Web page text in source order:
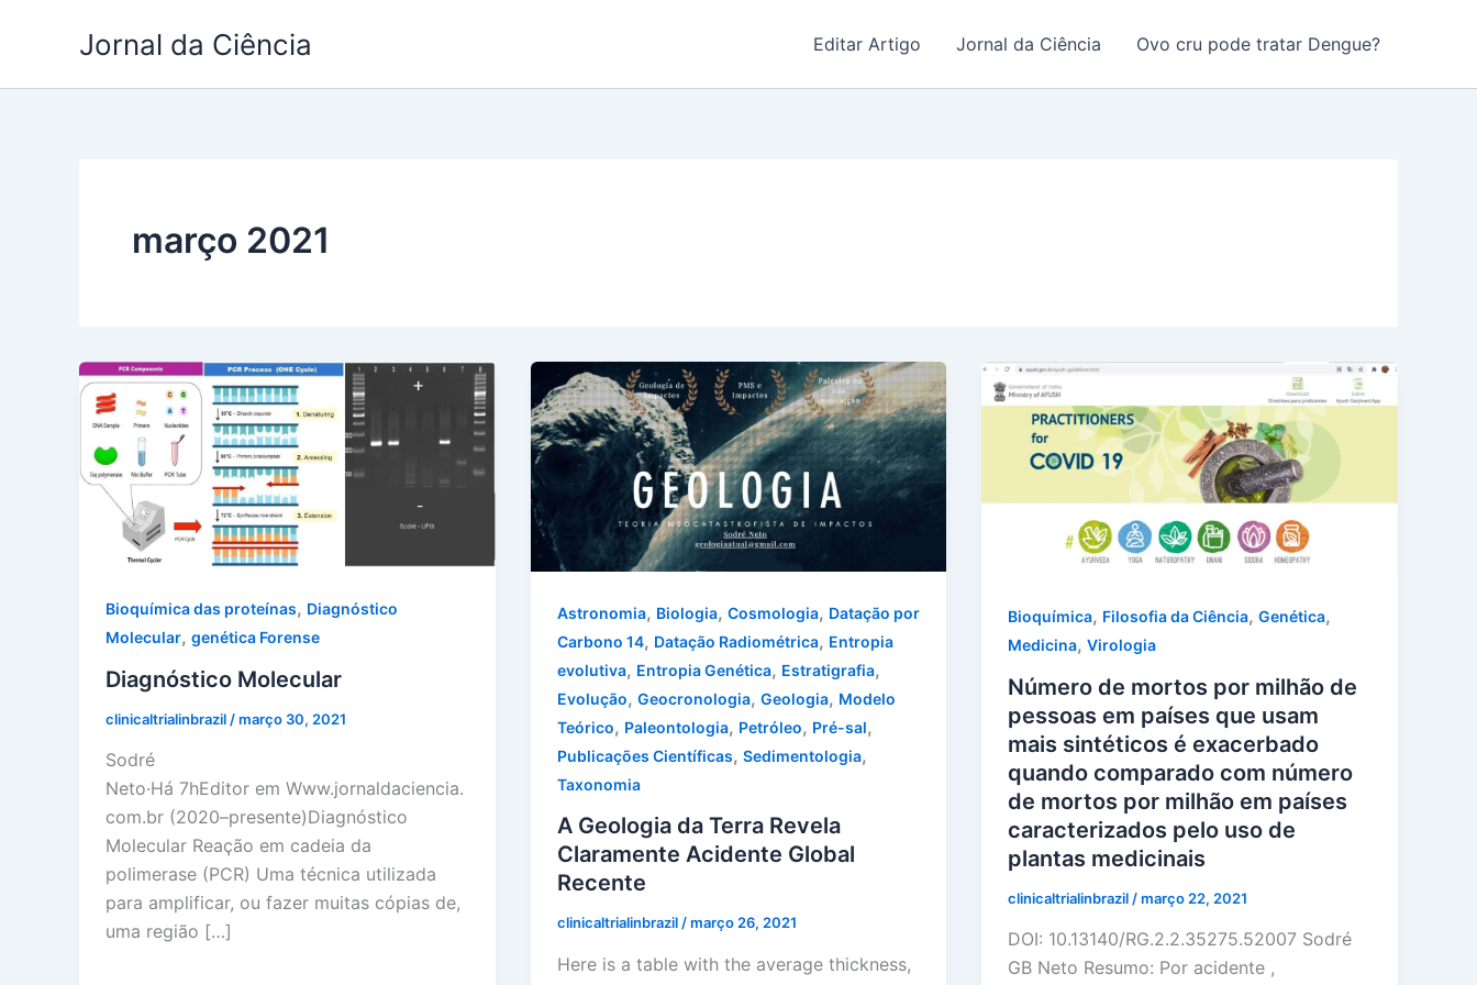
Jornal da Ciência Editar Artigo Jornal da Ciência Ovo cru pode tratar Dengue?
março 2021
Bioquímica das proteínas, Diagnóstico
Molecular, genética Forense
Diagnóstico Molecular
clinicaltrialinbrazil /março 30, 2021
Sodré
Neto·Há 7hEditor em Www.jornaldaciencia.
com.br (2020–presente)Diagnóstico
Molecular Reação em cadeia da
polimerase (PCR) Uma técnica utilizada
para amplificar, ou fazer muitas cópias de,
uma região […]
Astronomia, Biologia, Cosmologia, Datação por
Carbono 14, Datação Radiométrica, Entropia
evolutiva, Entropia Genética, Estratigrafia,
Evolução, Geocronologia, Geologia, Modelo
Teórico, Paleontologia, Petróleo, Pré-sal,
Publicações Científicas, Sedimentologia,
Taxonomia
A Geologia da Terra Revela
Claramente Acidente Global
Recente
clinicaltrialinbrazil/março 26, 2021
Here is a table with the average thickness,
Bioquímica, Filosofia da Ciência,Genética,
Medicina,Virologia
Número de mortos por milhão de
pessoas em países que usam
mais sintéticos é exacerbado
quando comparado com número
de mortos por milhão em países
caracterizados pelo uso de
plantas medicinais
clinicaltrialinbrazil /março 22, 2021
DOI: 10.13140/RG.2.2.35275.52007 Sodré
GB Neto Resumo: Por acidente ,